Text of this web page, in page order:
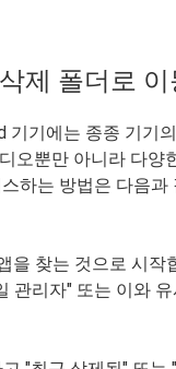
제 폴더로 이
기기에는 종종 기기
오뿐만 아니라 다양
하는 방법은 다음과
을 찾는 것으로 시작
관리자" 또는 이와